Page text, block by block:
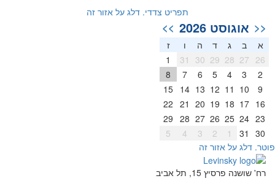
תפריט צדדי. דלג על אזור זה
<< אוגוסט 2026 >>
א ב ג ד ה
ז
26
27
28
29
30
31
2
3
4
5
6
7
8
9
10
11
12
13
14
15
16
17
18
19
20
21
22
23
24
25
26
27
28
29
30
31
2
3
4
5
דלג על אזור זה
רח' שושנה פרסיץ 15, תל אביב